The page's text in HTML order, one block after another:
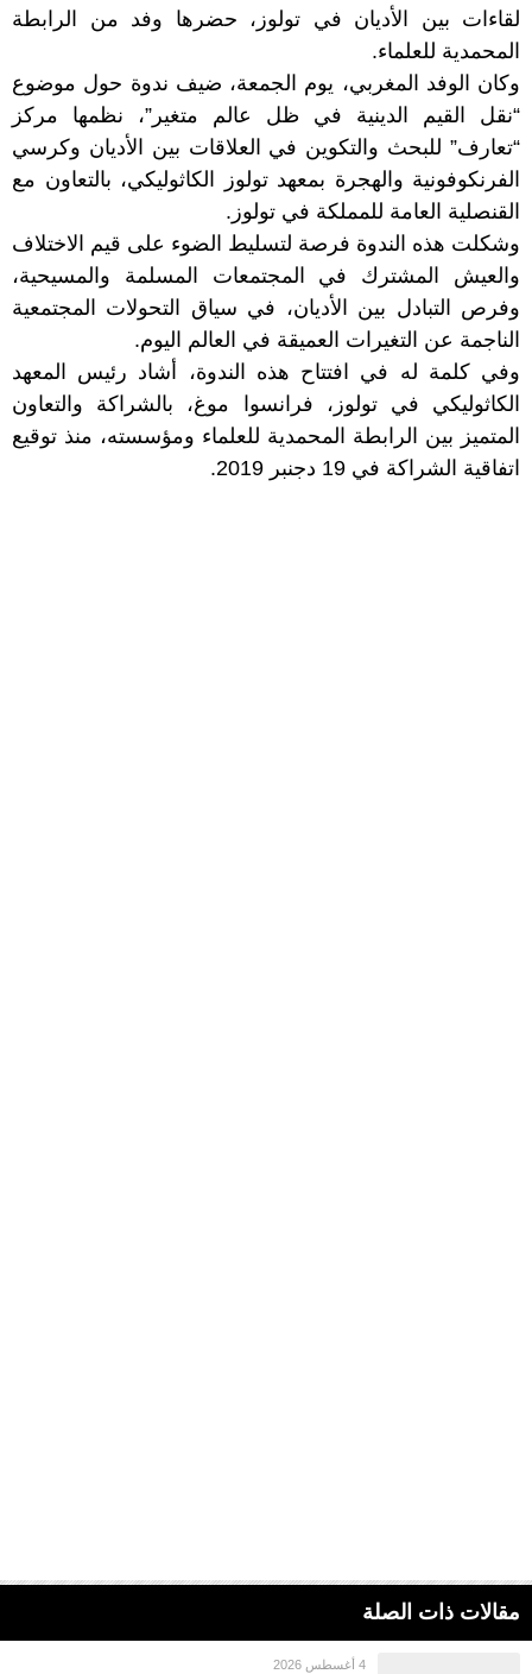
لقاءات بين الأديان في تولوز، حضرها وفد من الرابطة
المحمدية للعلماء.
وكان الوفد المغربي، يوم الجمعة، ضيف ندوة حول موضوع
“نقل القيم الدينية في ظل عالم متغير”، نظمها مركز
“تعارف” للبحث والتكوين في العلاقات بين الأديان وكرسي
الفرنكوفونية والهجرة بمعهد تولوز الكاثوليكي، بالتعاون مع
القنصلية العامة للمملكة في تولوز.
وشكلت هذه الندوة فرصة لتسليط الضوء على قيم الاختلاف
والعيش المشترك في المجتمعات المسلمة والمسيحية،
وفرص التبادل بين الأديان، في سياق التحولات المجتمعية
الناجمة عن التغيرات العميقة في العالم اليوم.
وفي كلمة له في افتتاح هذه الندوة، أشاد رئيس المعهد
الكاثوليكي في تولوز، فرانسوا موغ، بالشراكة والتعاون
المتميز بين الرابطة المحمدية للعلماء ومؤسسته، منذ توقيع
اتفاقية الشراكة في 19 دجنبر 2019.
مقالات ذات الصلة
4 أغسطس 2026